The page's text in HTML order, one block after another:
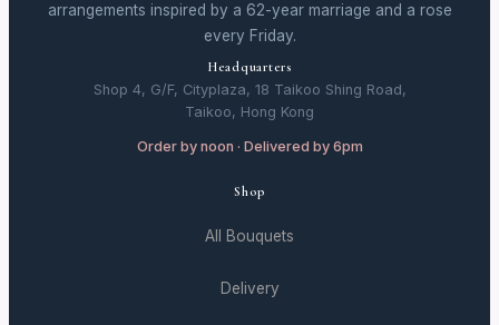
arrangements inspired by a 62-year marriage and a rose
every Friday.
Headquarters
Shop 4, G/F, Cityplaza, 18 Taikoo Shing Road,
Taikoo, Hong Kong
Order by noon · Delivered by 6pm
Shop
All Bouquets
Delivery